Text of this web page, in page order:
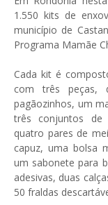
1.550 kits de
município de
Programa Mamãe
Cada kit é
com três peças,
pagãozinhos, um
três conjuntos de
quatro pares de
capuz, uma bolsa
um sabonete para
adesivas, duas
50 fraldas